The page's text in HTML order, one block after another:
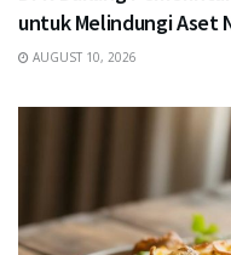
untuk Melindungi Aset
AUGUST 10, 2026